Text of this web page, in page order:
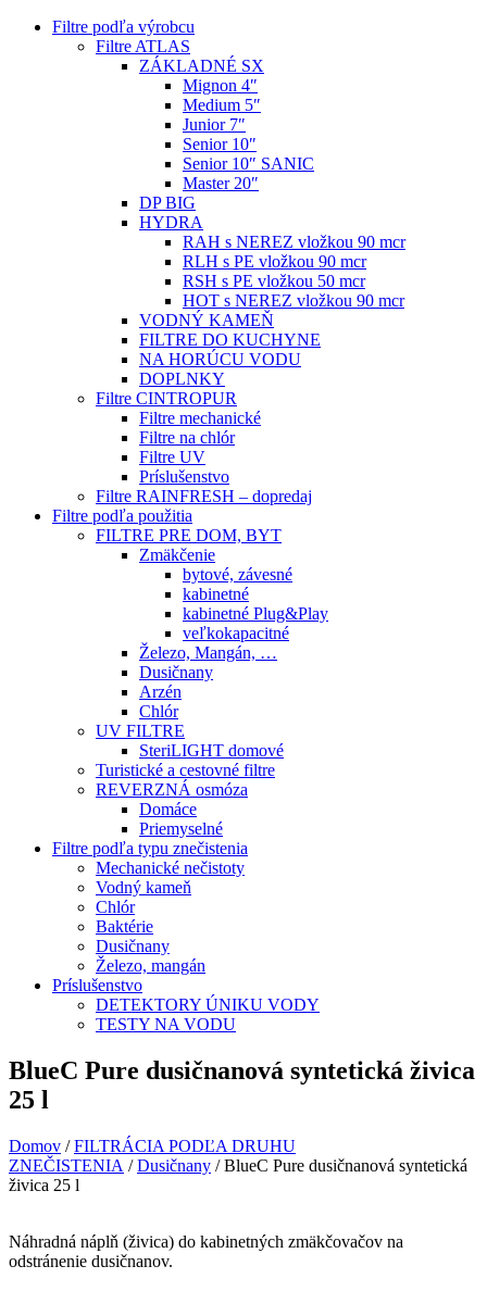
Filtre podľa výrobcu
Filtre ATLAS
ZÁKLADNÉ SX
Mignon 4″
Medium 5″
Junior 7″
Senior 10″
Senior 10″ SANIC
Master 20″
DP BIG
HYDRA
RAH s NEREZ vložkou 90 mcr
RLH s PE vložkou 90 mcr
RSH s PE vložkou 50 mcr
HOT s NEREZ vložkou 90 mcr
VODNÝ KAMEŇ
FILTRE DO KUCHYNE
NA HORÚCU VODU
DOPLNKY
Filtre CINTROPUR
Filtre mechanické
Filtre na chlór
Filtre UV
Príslušenstvo
Filtre RAINFRESH – dopredaj
Filtre podľa použitia
FILTRE PRE DOM, BYT
Zmäkčenie
bytové, závesné
kabinetné
kabinetné Plug&Play
veľkokapacitné
Železo, Mangán, …
Dusičnany
Arzén
Chlór
UV FILTRE
SteriLIGHT domové
Turistické a cestovné filtre
REVERZNÁ osmóza
Domáce
Priemyselné
Filtre podľa typu znečistenia
Mechanické nečistoty
Vodný kameň
Chlór
Baktérie
Dusičnany
Železo, mangán
Príslušenstvo
DETEKTORY ÚNIKU VODY
TESTY NA VODU
BlueC Pure dusičnanová syntetická živica
25 l
Domov /FILTRÁCIA PODĽA DRUHU
ZNEČISTENIA /Dusičnany / BlueC Pure dusičnanová syntetická
živica 25 l
Náhradná náplň (živica) do kabinetných zmäkčovačov na
odstránenie dusičnanov.